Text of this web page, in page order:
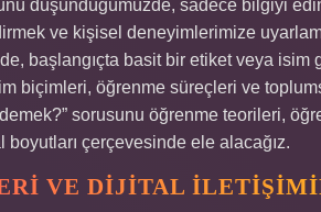
düşündüğümüzde, sadece bilgiyi
ve kişisel deneyimlerimize
başlangıçta basit bir etiket veya
biçimleri, öğrenme süreçleri ve
sorusunu öğrenme teorileri,
çerçevesinde ele alacağız.
VE DIJITAL